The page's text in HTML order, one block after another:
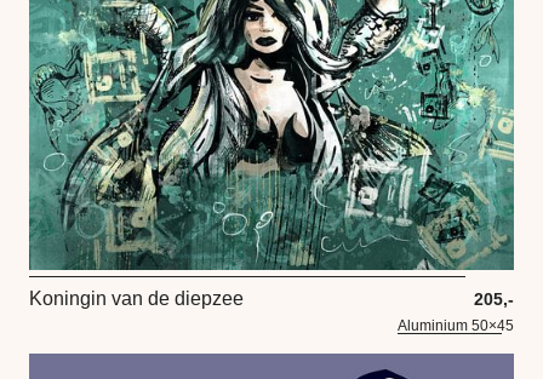
Koningin van de diepzee 205,-
Aluminium 50×45